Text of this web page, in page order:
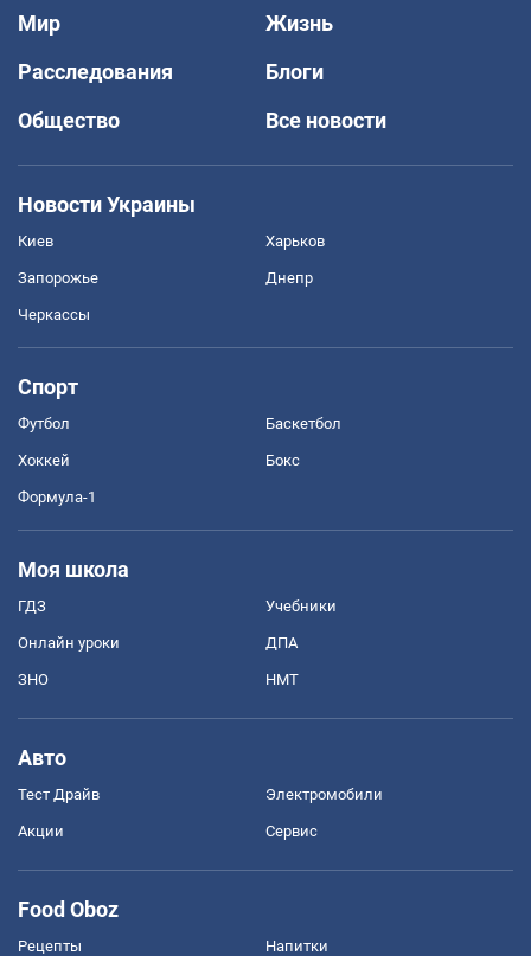
Мир
Жизнь
Расследования
Блоги
Общество
Все новости
Новости Украины
Киев Харьков
Запорожье Днепр
Черкассы
Спорт
Футбол Баскетбол
Хоккей Бокс
Формула-1
Моя школа
ГДЗ Учебники
Онлайн уроки ДПА
ЗНО НМТ
Авто
Тест Драйв Электромобили
Акции Сервис
Food Oboz
Рецепты Напитки